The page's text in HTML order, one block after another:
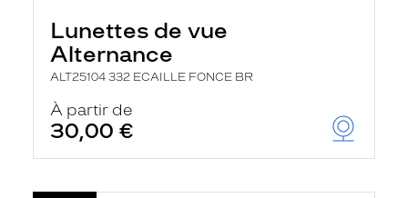
Lunettes de vue
Alternance
ALT25104 332 ECAILLE FONCE BR
À partir de
30,00 €